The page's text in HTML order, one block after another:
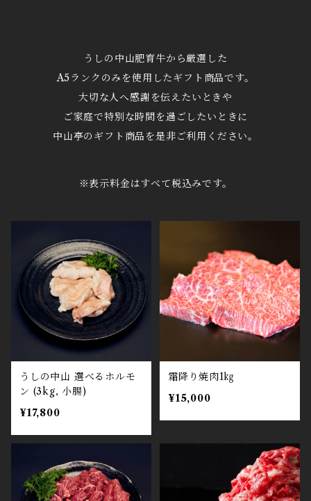
うしの中山肥育牛から厳選した
A5ランクのみを使用したギフト商品です。
大切な人へ感謝を伝えたいときや
ご家庭で特別な時間を過ごしたいときに
中山亭のギフト商品を是非ご利用ください。
※表示料金はすべて税込みです。
うしの中山 選べるホルモ
ン (3kg, 小腸)
¥17,800
霜降り焼肉1㎏
¥15,000